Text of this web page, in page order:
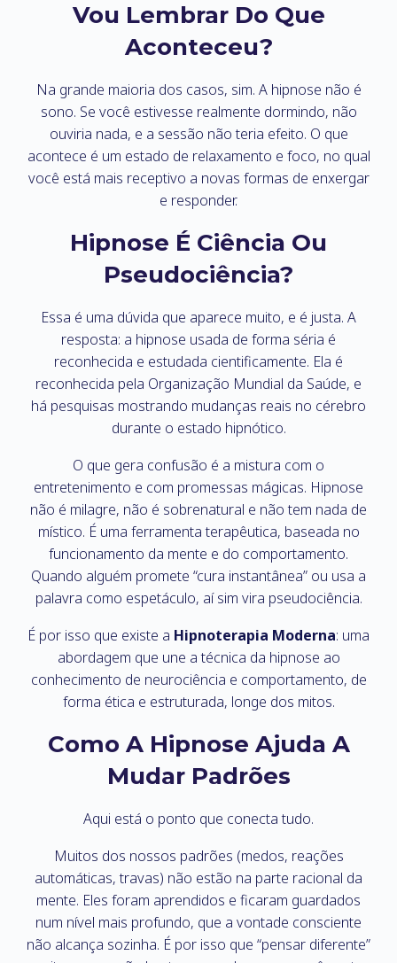
Vou Lembrar Do Que
Aconteceu?
Na grande maioria dos casos, sim. A hipnose não é
sono. Se você estivesse realmente dormindo, não
ouviria nada, e a sessão não teria efeito. O que
acontece é um estado de relaxamento e foco, no qual
você está mais receptivo a novas formas de enxergar
e responder.
Hipnose É Ciência Ou
Pseudociência?
Essa é uma dúvida que aparece muito, e é justa. A
resposta: a hipnose usada de forma séria é
reconhecida e estudada cientificamente. Ela é
reconhecida pela Organização Mundial da Saúde, e
há pesquisas mostrando mudanças reais no cérebro
durante o estado hipnótico.
O que gera confusão é a mistura com o
entretenimento e com promessas mágicas. Hipnose
não é milagre, não é sobrenatural e não tem nada de
místico. É uma ferramenta terapêutica, baseada no
funcionamento da mente e do comportamento.
Quando alguém promete “cura instantânea” ou usa a
palavra como espetáculo, aí sim vira pseudociência.
É por isso que existe a Hipnoterapia Moderna: uma
abordagem que une a técnica da hipnose ao
conhecimento de neurociência e comportamento, de
forma ética e estruturada, longe dos mitos.
Como A Hipnose Ajuda A
Mudar Padrões
Aqui está o ponto que conecta tudo.
Muitos dos nossos padrões (medos, reações
automáticas, travas) não estão na parte racional da
mente. Eles foram aprendidos e ficaram guardados
num nível mais profundo, que a vontade consciente
não alcança sozinha. É por isso que “pensar diferente”